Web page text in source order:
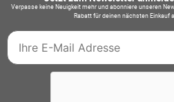
Verpasse keine Neuigkeit mehr und abonniere unseren
Rabatt für deinen nächsten Einkauf